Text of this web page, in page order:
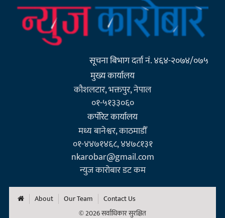
सूचना बिभाग दर्ता नं. ४६४-२०७४/०७५
मुख्य कार्यालय
कौशलटार, भक्तपुर, नेपाल
०१-५१३३०६०
कर्पाेरेट कार्यालय
मध्य बानेश्वर, काठमाडौँ
०१-४४७१४६८, ४४७८१३१
nkarobar@gmail.com
न्युज कारोबार डट कम
About Our Team
Contact Us
© 2026 सर्वाधिकार सुरक्षित